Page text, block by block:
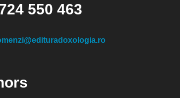
550 463